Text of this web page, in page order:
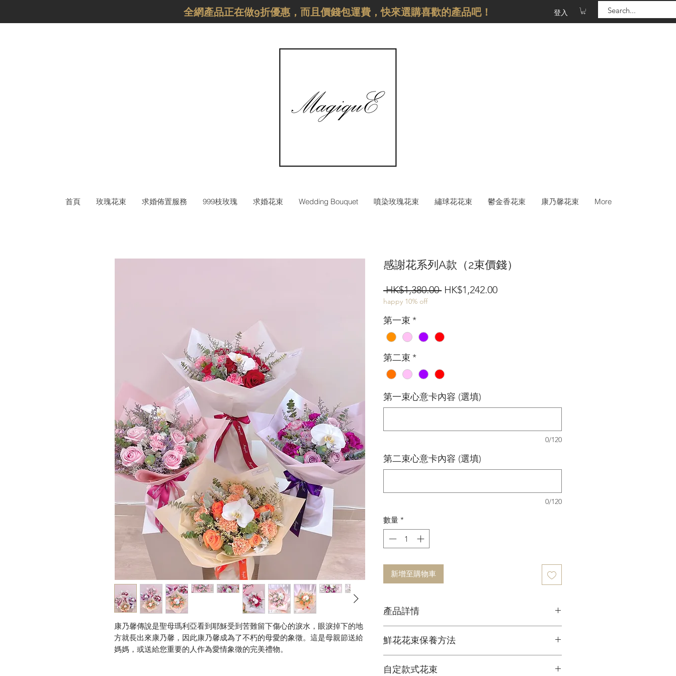
​全網產品正在做9折優惠，而且價錢包運費，快來選購喜歡的產品吧！ 登入
首頁 玫瑰花束 求婚佈置服務 999枝玫瑰 求婚花束 Wedding Bouquet 噴染玫瑰花束 繡球花花束 鬱金香花束 康乃馨花束 More
康乃馨傳說是聖母瑪利亞看到耶穌受到苦難留下傷心的淚水，眼淚掉下的地
方就長出來康乃馨，因此康乃馨成為了不朽的母愛的象徵。這是母親節送給
媽媽，或送給您重要的人作為愛情象徵的完美禮物。
感謝花系列A款（2束價錢）
HK$1,380.00 一
格
HK$1,242.00促
happy 10% off
第一束 *
第二束 *
第一束心意卡內容 (選填)
0/120
第二束心意卡內容 (選填)
0/120
數量 *
新增至購物車
產品詳情
可擺放約一星期
鮮花花束保養方法
2. 放在通風環境和陰涼處
自定款式花束